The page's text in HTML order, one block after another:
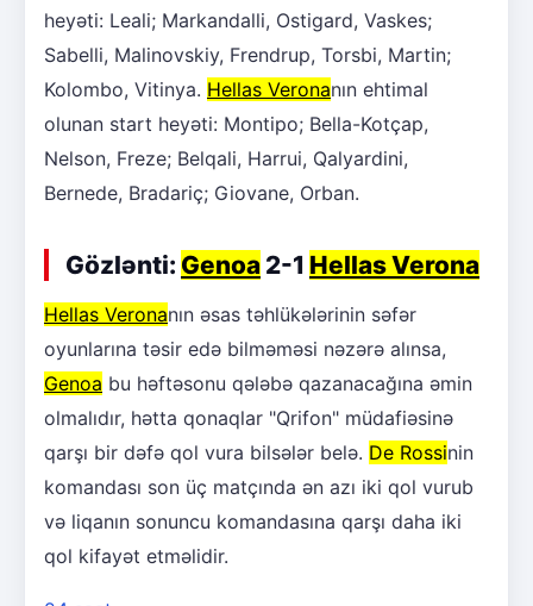
heyəti: Leali; Markandalli, Ostigard, Vaskes;
Sabelli, Malinovskiy, Frendrup, Torsbi, Martin;
Kolombo, Vitinya. Hellas Veronanın ehtimal
olunan start heyəti: Montipo; Bella-Kotçap,
Nelson, Freze; Belqali, Harrui, Qalyardini,
Bernede, Bradariç; Giovane, Orban.
Gözlənti: Genoa 2-1 Hellas Verona
Hellas Veronanın əsas təhlükələrinin səfər
oyunlarına təsir edə bilməməsi nəzərə alınsa,
Genoa bu həftəsonu qələbə qazanacağına əmin
olmalıdır, hətta qonaqlar "Qrifon" müdafiəsinə
qarşı bir dəfə qol vura bilsələr belə. De Rossinin
komandası son üç matçında ən azı iki qol vurub
və liqanın sonuncu komandasına qarşı daha iki
qol kifayət etməlidir.